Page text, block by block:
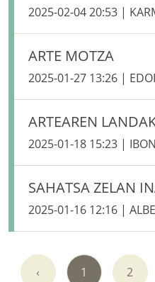
2025-02-04 20:53 |
ARTE MOTZA
2025-01-27 13:26 |
ARTEAREN
2025-01-18 15:23 | IBON
SAHATSA ZELAN
2025-01-16 12:16 |
‹ 1 2